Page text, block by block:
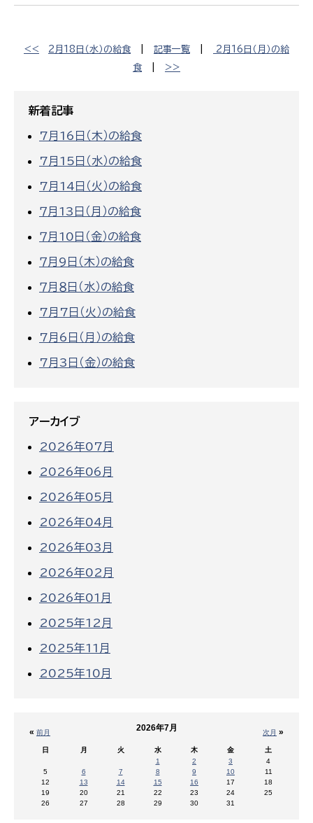
<< 2月18日（水）の給食 記事一覧
2月16日（月）の給
食
>>
新着記事
7月16日（木）の給食
7月15日（水）の給食
7月14日（火）の給食
７月13日（月）の給食
７月10日（金）の給食
７月9日（木）の給食
７月８日（水）の給食
7月7日（火）の給食
7月6日（月）の給食
7月3日（金）の給食
アーカイブ
2026年07月
2026年06月
2026年05月
2026年04月
2026年03月
2026年02月
2026年01月
2025年12月
2025年11月
2025年10月
« 前月 次月 »
2026年7月
日 月 火 水 木 金
土
1
2 3
4
5
6 7 8 9 10
11
12
13 14 15 16 17
18
19
20 21 22 23 24
25
26
27 28 29 30 31